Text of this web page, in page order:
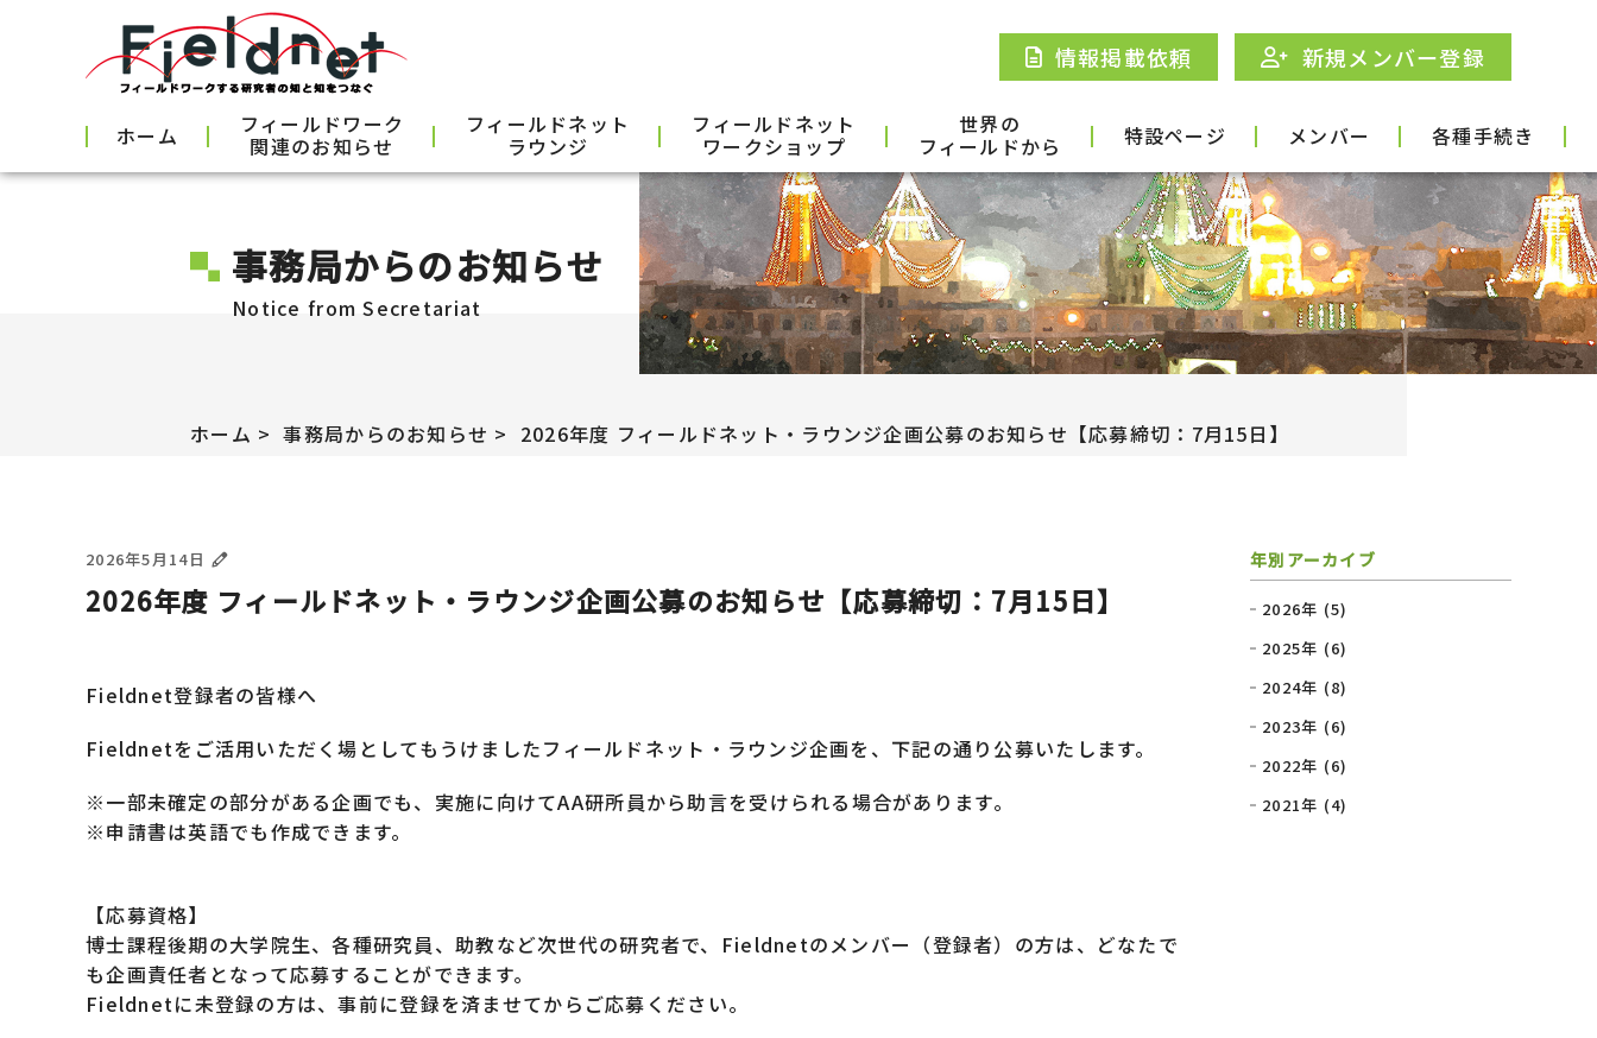
情報掲載依頼 新規メンバー登録
ホーム フィールドワーク
関連のお知らせ
フィールドネット
ラウンジ
フィールドネット
ワークショップ
世界の
フィールドから 特設ページ メンバー 各種手続き
事務局からのお知らせ
Notice from Secretariat
ホーム 事務局からのお知らせ 2026年度 フィールドネット・ラウンジ企画公募のお知らせ【応募締切：7月15日】
2026年5月14日
2026年度 フィールドネット・ラウンジ企画公募のお知らせ【応募締切：7月15日】
Fieldnet登録者の皆様へ
Fieldnetをご活用いただく場としてもうけましたフィールドネット・ラウンジ企画を、下記の通り公募いたします。
※一部未確定の部分がある企画でも、実施に向けてAA研所員から助言を受けられる場合があります。
※申請書は英語でも作成できます。
【応募資格】
博士課程後期の大学院生、各種研究員、助教など次世代の研究者で、Fieldnetのメンバー（登録者）の方は、どなたで
も企画責任者となって応募することができます。
Fieldnetに未登録の方は、事前に登録を済ませてからご応募ください。
年別アーカイブ
2026年 (5)
2025年 (6)
2024年 (8)
2023年 (6)
2022年 (6)
2021年 (4)